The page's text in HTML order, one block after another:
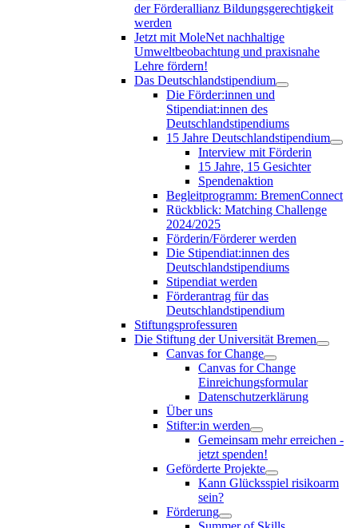
der Förderallianz Bildungsgerechtigkeit
werden
Jetzt mit MoleNet nachhaltige
Umweltbeobachtung und praxisnahe
Lehre fördern!
Das Deutschlandstipendium
Die Förder:innen und
Stipendiat:innen des
Deutschlandstipendiums
15 Jahre Deutschlandstipendium
Interview mit Förderin
15 Jahre, 15 Gesichter
Spendenaktion
Begleitprogramm: BremenConnect
Rückblick: Matching Challenge
2024/2025
Förderin/Förderer werden
Die Stipendiat:innen des
Deutschlandstipendiums
Stipendiat werden
Förderantrag für das
Deutschlandstipendium
Stiftungsprofessuren
Die Stiftung der Universität Bremen
Canvas for Change
Canvas for Change
Einreichungsformular
Datenschutzerklärung
Über uns
Stifter:in werden
Gemeinsam mehr erreichen -
jetzt spenden!
Geförderte Projekte
Kann Glücksspiel risikoarm
sein?
Förderung